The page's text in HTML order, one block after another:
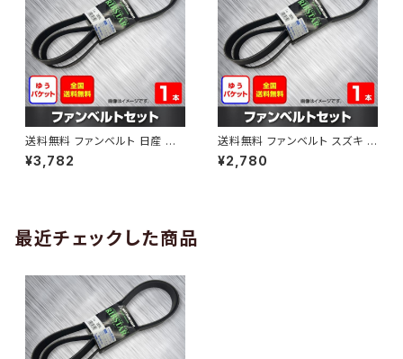
送料無料 ファンベルト 日産 キ
ューブ 型式Z12 H20.11～H24.
10 （国内トップメーカー） 1本 H
¥3,782
送料無料 ファンベルト スズキ ワ
ゴンR 型式MH34S H24.09～
H29.02 （国内トップメーカー）
¥2,780
最近チェックした商品